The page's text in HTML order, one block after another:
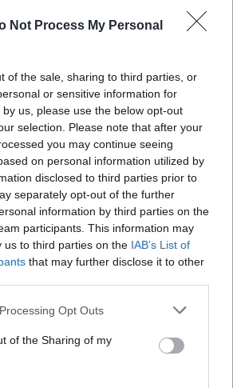
Not Process My Personal
of the sale, sharing to third parties, or
or sensitive information for
us, please use the below opt-out
selection. Please note that after your
you may continue seeing
on personal information utilized by
disclosed to third parties prior to
separately opt-out of the further
information by third parties on the
participants. This information may
us to third parties on the IAB’s List of
that may further disclose it to other
Opt Outs
of the Sharing of my
Agafar seguretat amb una mateixa és un
ganes d’experimentar coses noves ja
de tu amb curiositat, motivació i ganes de
cosa, per petita que sigui, que t’agradaria
o fer diferent. No et posis un repte molt
ho i observa com et sents. Si et costa,
limitant. Mira més enllà de tu mateixa
el lloc o el moment et fan sentir realment
la manera que millor encaixi amb tu perquè
tot això que tens ganes d’experimentar,
simplement respectant el teu
a cada moment.